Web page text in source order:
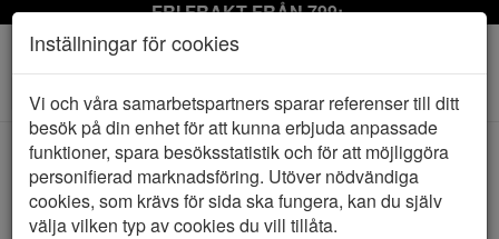
FRI FRAKT FRÅN 799:-
Toggle
navigation
HEM BAGHEERA
Inställningar för cookies
Vi och våra samarbetspartners sparar referenser till ditt
besök på din enhet för att kunna erbjuda anpassade
funktioner, spara besöksstatistik och för att möjliggöra
personifierad marknadsföring. Utöver nödvändiga
cookies, som krävs för sida ska fungera, kan du själv
välja vilken typ av cookies du vill tillåta.